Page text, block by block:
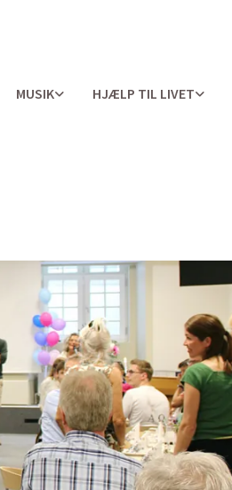
MUSIK HJÆLP TIL LIVET